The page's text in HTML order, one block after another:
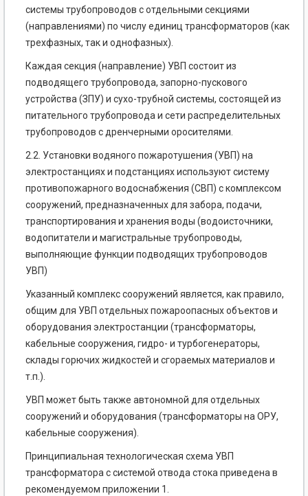
системы трубопроводов с отдельными секциями
(направлениями) по числу единиц трансформаторов (как
трехфазных, так и однофазных).
Каждая секция (направление) УВП состоит из
подводящего трубопровода, запорно-пускового
устройства (ЗПУ) и сухо-трубной системы, состоящей из
питательного трубопровода и сети распределительных
трубопроводов с дренчерными оросителями.
2.2. Установки водяного пожаротушения (УВП) на
электростанциях и подстанциях используют систему
противопожарного водоснабжения (СВП) с комплексом
сооружений, предназначенных для забора, подачи,
транспортирования и хранения воды (водоисточники,
водопитатели и магистральные трубопроводы,
выполняющие функции подводящих трубопроводов
УВП)
Указанный комплекс сооружений является, как правило,
общим для УВП отдельных пожароопасных объектов и
оборудования электростанции (трансформаторы,
кабельные сооружения, гидро- и турбогенераторы,
склады горючих жидкостей и сгораемых материалов и
т.п.).
УВП может быть также автономной для отдельных
сооружений и оборудования (трансформаторы на ОРУ,
кабельные сооружения).
Принципиальная технологическая схема УВП
трансформатора с системой отвода стока приведена в
рекомендуемом приложении 1.